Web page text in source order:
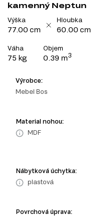
kamenný Neptun
Výška
77.00 cm
Hloubka
60.00 cm
Váha
75 kg
Objem
0.39 m3
Výrobce:
Mebel Bos
Material nohou:
MDF
Nábytková úchytka:
plastová
Povrchová úprava: